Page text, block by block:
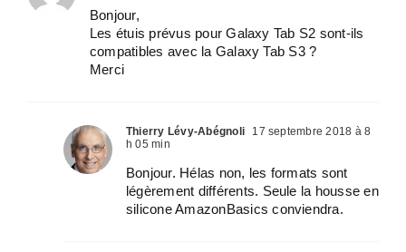
Bonjour,
Les étuis prévus pour Galaxy Tab S2 sont-ils
compatibles avec la Galaxy Tab S3 ?
Merci
Thierry Lévy-Abégnoli
17 septembre 2018 à 8
h 05 min
Bonjour. Hélas non, les formats sont
légèrement différents. Seule la housse en
silicone AmazonBasics conviendra.